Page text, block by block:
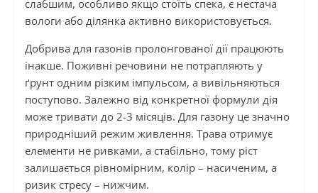
слабшим, особливо якщо стоїть спека, є нестача
вологи або ділянка активно використовується.
Добрива для газонів пролонгованої дії працюють
інакше. Поживні речовини не потрапляють у
ґрунт одним різким імпульсом, а вивільняються
поступово. Залежно від конкретної формули дія
може тривати до 2-3 місяців. Для газону це значно
природніший режим живлення. Трава отримує
елементи не ривками, а стабільно, тому ріст
залишається рівномірним, колір – насиченим, а
ризик стресу – нижчим.